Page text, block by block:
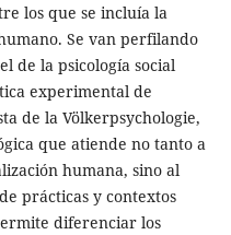
los que se incluía la
Se van perfilando
de la psicología social
experimental de
de la Völkerpsychologie,
que atiende no tanto a
humana, sino al
prácticas y contextos
diferenciar los